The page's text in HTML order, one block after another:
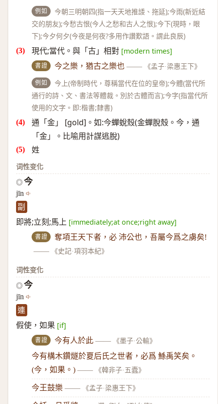
例如
今朝三明朝四(指一天天地推諉、拖延);今雨(新近結
交的朋友);今愁古恨(今人之愁和古人之恨);今下(現時，眼
下);今夕何夕(今夜是何夜?多用作讚歎語。謂此良辰)
現代;當代。與「古」相對 [modern times]
書證 今之樂，猶古之樂也 —— 《孟子·梁惠王下》
例如
今上(帝制時代，尊稱當代在位的皇帝);今體(當代所
通行的詩、文、書法等體裁。別於古體而言);今字(指當代所
使用的文字。即:楷書;隸書)
通「金」 [gold]。如:今蟬蛻殼(金蟬脫殼。今，通
「金」。比喻用計謀逃脫)
姓
词性变化
◎ 今
jīn
副
即將;立刻;馬上 [immediately;at once;right away]
書證
奪項王天下者，必 沛公也，吾屬今爲之虜矣!
——
《史記·項羽本紀》
词性变化
◎ 今
jīn
連
假使，如果 [if]
書證 今有人於此 —— 《墨子·公輸》
今有構木鑽燧於夏后氏之世者，必爲 鯀禹笑矣。
(今，如果。) —— 《韓非子·五蠹》
今王鼓樂 —— 《孟子·梁惠王下》